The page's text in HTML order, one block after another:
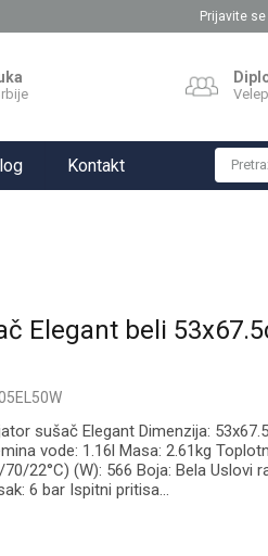
Prijavite se
Kontakt
Elegant beli
sušač Elegant Dimenzija:
vode: 1.16l Masa: 2.61kg
22°C) (W): 566 Boja: Bela Uslovi
6 bar Ispitni pritisa...